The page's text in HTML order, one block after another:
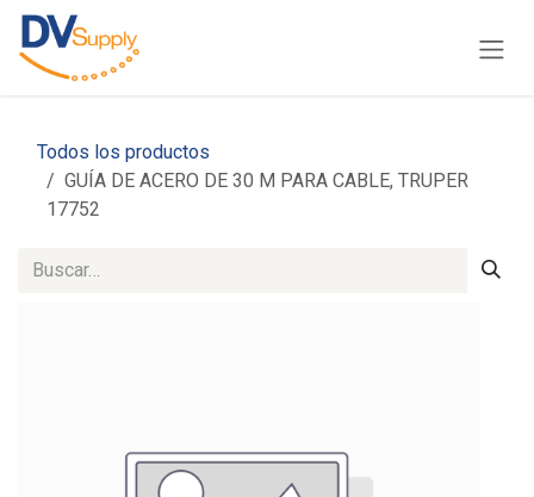
Ir al contenido
Todos los productos
GUÍA DE ACERO DE 30 M PARA CABLE, TRUPER
17752